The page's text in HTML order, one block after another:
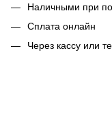
Наличными при
Сплата онлайн
Через кассу или